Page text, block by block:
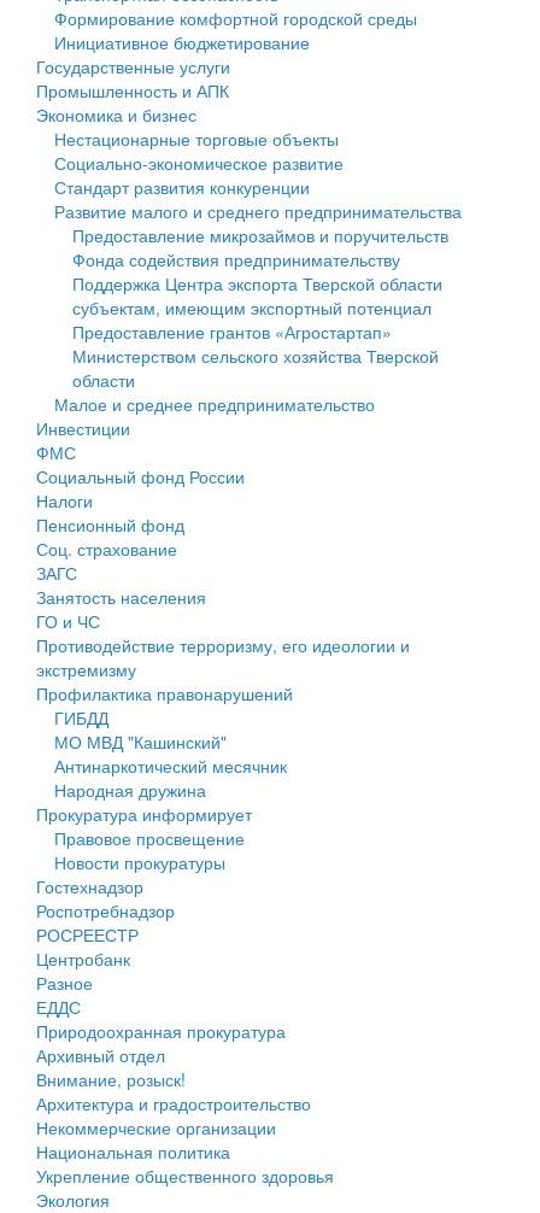
Государственные услуги
Промышленность и АПК
Экономика и бизнес
Символика
Устав
Гостям округа
Туризм
Культура
Образование
Здравоохранение
Социальная защита
Фотоальбом
муниципального округа Тверской области
Администрация Кашинского муниципального округа
Тверской области
Управление сельскими территориями
Открытые данные
Работа с обращениями граждан
Муниципальный контроль
Муниципальные услуги
Проекты административных регламентов
Антимонопольный комплаенс
Противодействие коррупции
Финансовое управление
Бюджет для граждан
Имущество
Выявление правообладателей ранее учтенных
объектов недвижимости
Имущественная поддержка субъектов малого и
среднего предпринимательства
Информационная поддержка субъектов малого и
среднего предпринимательства
Муниципальные программы
Контрольно-счетная палата
Персональные данные
Оценка регулирующего воздействия
Деятельность МУ
Нормативы градостроительного проектирования
Правила землепользования и застройки
Генеральные планы
Проекты планировки территории
Собрание депутатов
Городское поселение
Сельские поселения
Формирование комфортной городской среды
Инициативное бюджетирование
Государственные услуги
Промышленность и АПК
Экономика и бизнес
Нестационарные торговые объекты
Социально-экономическое развитие
Стандарт развития конкуренции
Развитие малого и среднего предпринимательства
Предоставление микрозаймов и поручительств
Фонда содействия предпринимательству
Поддержка Центра экспорта Тверской области
субъектам, имеющим экспортный потенциал
Предоставление грантов «Агростартап»
Министерством сельского хозяйства Тверской
области
Малое и среднее предпринимательство
Инвестиции
ФМС
Социальный фонд России
Налоги
Пенсионный фонд
Соц. страхование
ЗАГС
Занятость населения
ГО и ЧС
Противодействие терроризму, его идеологии и
экстремизму
Профилактика правонарушений
ГИБДД
МО МВД "Кашинский"
Антинаркотический месячник
Народная дружина
Прокуратура информирует
Правовое просвещение
Новости прокуратуры
Гостехнадзор
Роспотребнадзор
РОСРЕЕСТР
Центробанк
Разное
ЕДДС
Природоохранная прокуратура
Архивный отдел
Внимание, розыск!
Архитектура и градостроительство
Некоммерческие организации
Национальная политика
Укрепление общественного здоровья
Экология